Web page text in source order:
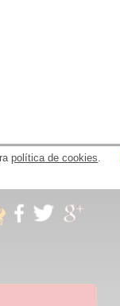
política de cookies